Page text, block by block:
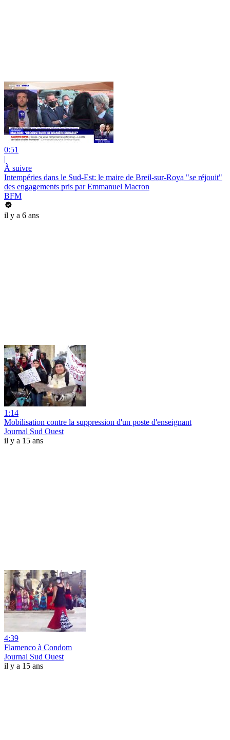
0:51
|
À suivre
Intempéries dans le Sud-Est: le maire de Breil-sur-Roya "se réjouit"
des engagements pris par Emmanuel Macron
BFM
il y a 6 ans
1:14
Mobilisation contre la suppression d'un poste d'enseignant
Journal Sud Ouest
il y a 15 ans
4:39
Flamenco à Condom
Journal Sud Ouest
il y a 15 ans